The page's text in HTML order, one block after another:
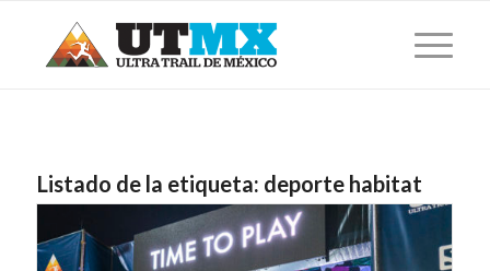
Listado de la etiqueta: deporte habitat